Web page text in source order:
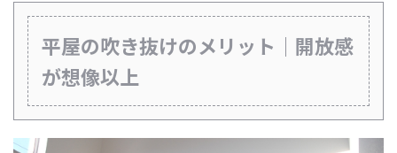
平屋の吹き抜けのメリット｜開放感
が想像以上